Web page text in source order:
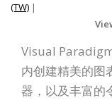
(TW) |
Visual
内创建精美的图
器，以及丰富的